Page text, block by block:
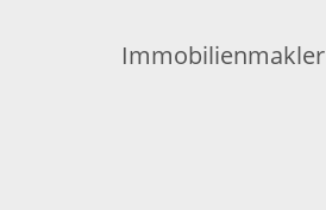
Immobilienmakler